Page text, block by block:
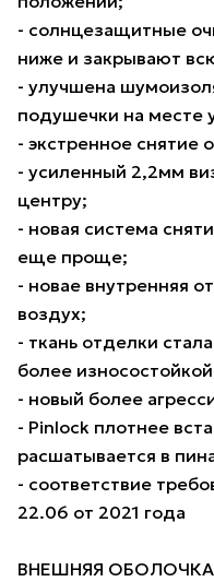
- солнцезащитные
ниже и закрывают
- улучшена
подушечки на месте
- экстренное снятие
- усиленный 2,2мм
центру;
- новая система
еще проще;
- новае внутренняя
воздух;
- ткань отделки
более
- новый более
- Pinlock плотнее
расшатывается в
- соответствие
22.06 от 2021 года
ВНЕШНЯЯ